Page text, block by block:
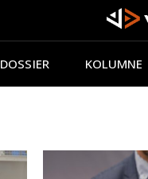
DOSSIER KOLUMNE